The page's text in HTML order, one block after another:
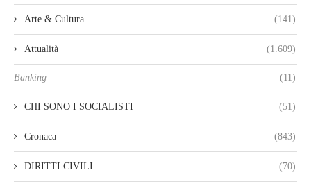
Arte & Cultura (141)
Attualità (1.609)
Banking (11)
CHI SONO I SOCIALISTI (51)
Cronaca (843)
DIRITTI CIVILI (70)